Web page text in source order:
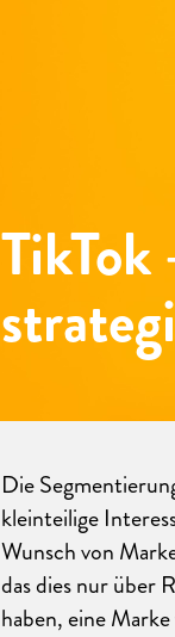
Die
kleinteilige
Wunsch von
das dies nur über
haben, eine